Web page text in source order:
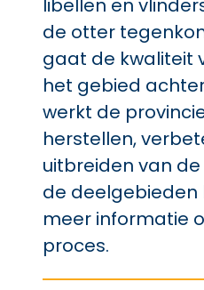
libellen en
de otter
gaat de kwaliteit
het gebied
werkt de
herstellen,
uitbreiden van de
de deelgebieden
meer informatie
proces.